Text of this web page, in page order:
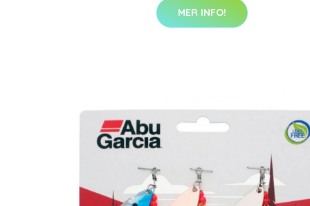
MER INFO!